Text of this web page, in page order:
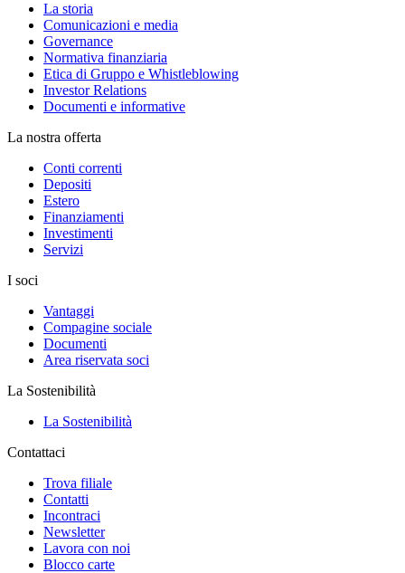
La storia
Comunicazioni e media
Governance
Normativa finanziaria
Etica di Gruppo e Whistleblowing
Investor Relations
Documenti e informative
La nostra offerta
Conti correnti
Depositi
Estero
Finanziamenti
Investimenti
Servizi
I soci
Vantaggi
Compagine sociale
Documenti
Area riservata soci
La Sostenibilità
La Sostenibilità
Contattaci
Trova filiale
Contatti
Incontraci
Newsletter
Lavora con noi
Blocco carte